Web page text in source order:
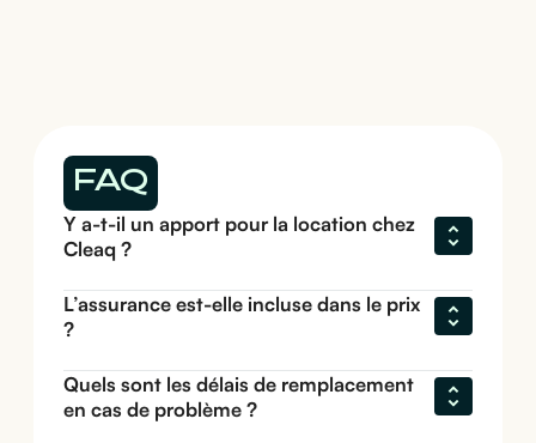
FAQ
Y a-t-il un apport pour la location chez
Cleaq ?
L’assurance est-elle incluse dans le prix
?
Quels sont les délais de remplacement
en cas de problème ?